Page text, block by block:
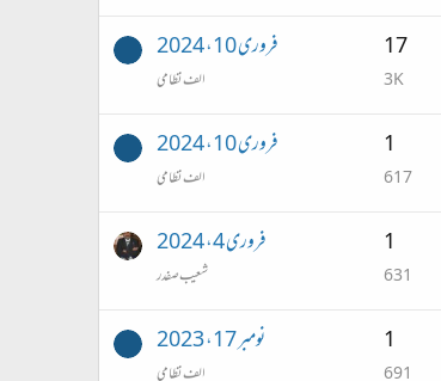
17
3K
فروری 10، 2024
الف نظامی
1
617
فروری 10، 2024
الف نظامی
1
631
فروری 4، 2024
شعیب صفدر
1
691
نومبر 17، 2023
الف نظامی